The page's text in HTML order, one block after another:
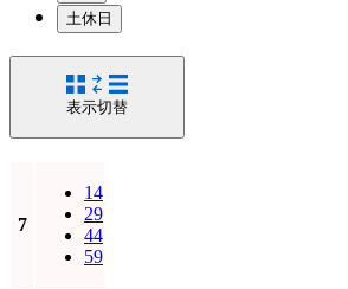
土休日
表示切替
7
14
29
44
59